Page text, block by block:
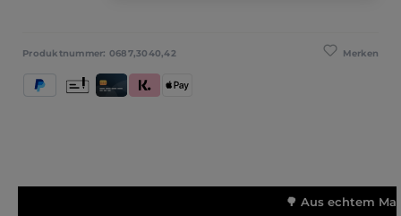
Merken
Produktnummer: 0687,3040,42
PayPal Kredit- und Debitkarte
Klarna (Rechnung / Ratenkauf / Sofort)
Apple Pay
Vorkasse
🌳 Aus echtem